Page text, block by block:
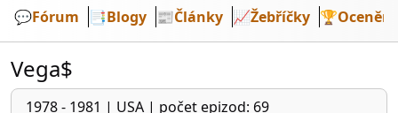
💬️Fórum 📑Blogy 📰Články 📈Žebříčky 🏆Ocenění
Vega$
1978 - 1981 | USA | počet epizod: 69